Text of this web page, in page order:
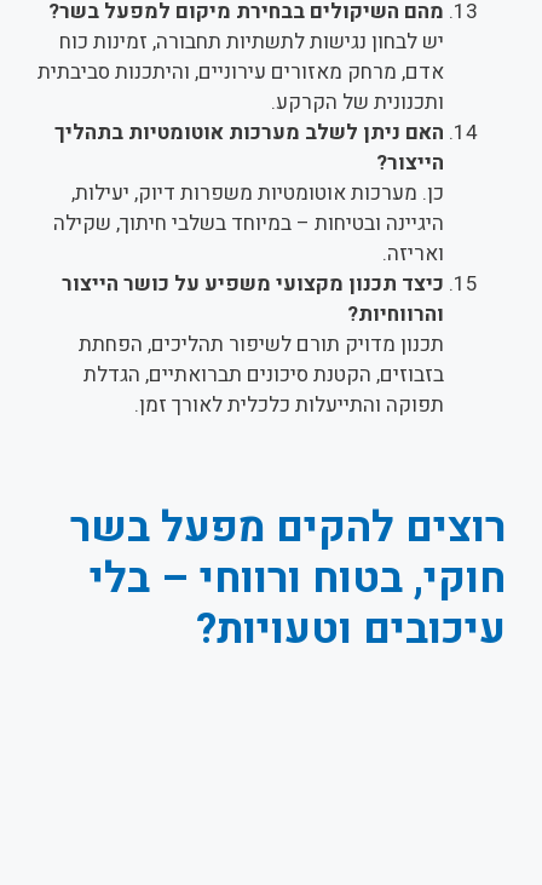
מהם השיקולים בבחירת מיקום למפעל בשר?
יש לבחון נגישות לתשתיות תחבורה, זמינות כוח
אדם, מרחק מאזורים עירוניים, והיתכנות סביבתית
ותכנונית של הקרקע.
האם ניתן לשלב מערכות אוטומטיות בתהליך
הייצור?
כן. מערכות אוטומטיות משפרות דיוק, יעילות,
היגיינה ובטיחות – במיוחד בשלבי חיתוך, שקילה
ואריזה.
כיצד תכנון מקצועי משפיע על כושר הייצור
והרווחיות?
תכנון מדויק תורם לשיפור תהליכים, הפחתת
בזבוזים, הקטנת סיכונים תברואתיים, הגדלת
תפוקה והתייעלות כלכלית לאורך זמן.
רוצים להקים מפעל בשר
חוקי, בטוח ורווחי – בלי
עיכובים וטעויות?